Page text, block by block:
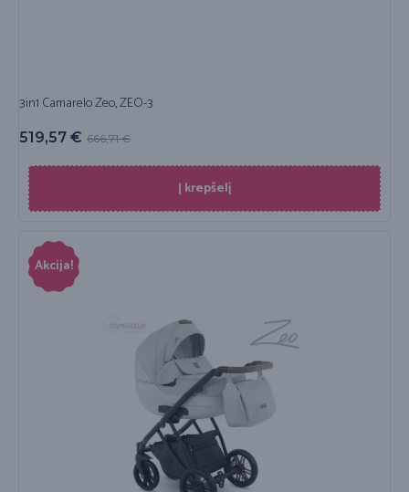
3in1 Camarelo Zeo, ZEO-3
666,71€
519,57 €
Į krepšelį
Akcija!